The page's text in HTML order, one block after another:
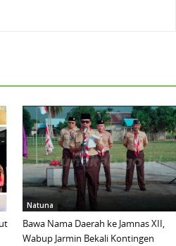
Natuna
Bawa Nama Daerah ke Jamnas XII,
Wabup Jarmin Bekali Kontingen